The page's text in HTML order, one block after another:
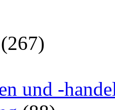
(267)
und -